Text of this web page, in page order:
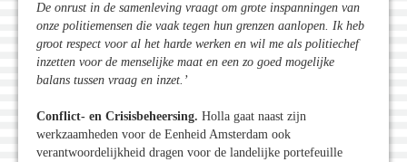
De onrust in de samenleving vraagt om grote inspanningen van
onze politiemensen die vaak tegen hun grenzen aanlopen. Ik heb
groot respect voor al het harde werken en wil me als politiechef
inzetten voor de menselijke maat en een zo goed mogelijke
balans tussen vraag en inzet.’
Conflict- en Crisisbeheersing. Holla gaat naast zijn
werkzaamheden voor de Eenheid Amsterdam ook
verantwoordelijkheid dragen voor de landelijke portefeuille